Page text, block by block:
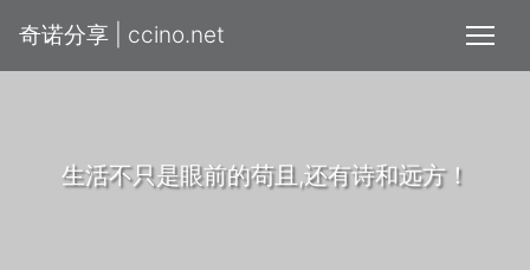
奇诺分享 | ccino.net
生活不只是眼前的苟且,还有诗和远方！